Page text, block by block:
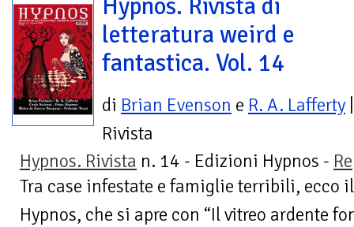
Hypnos. Rivista di
letteratura weird e
fantastica. Vol. 14
di Brian Evenson e R. A. Lafferty
Rivista
Hypnos. Rivista n. 14 - Edizioni Hypnos -
Tra case infestate e famiglie terribili, ecco
Hypnos, che si apre con “Il vitreo ardente